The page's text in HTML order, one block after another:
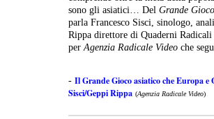
sono gli asiatici… Del Grande
parla Francesco Sisci, sinologo,
Rippa direttore di Quaderni Radicali
perAgenzia Radicale Video che
- Il Grande Gioco asiatico che Europa e
Sisci/Geppi Rippa (Agenzia Radicale Video)